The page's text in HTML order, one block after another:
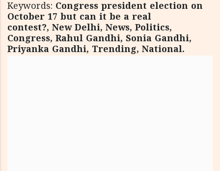
Keywords: Congress president election on
October 17 but can it be a real
contest?, New Delhi, News, Politics,
Congress, Rahul Gandhi, Sonia Gandhi,
Priyanka Gandhi, Trending, National.